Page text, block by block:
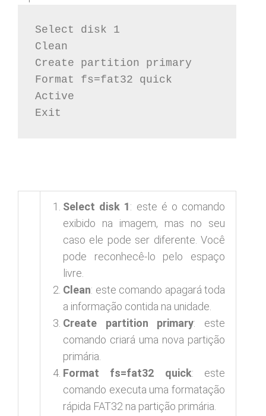
Select disk 1
Clean
Create partition primary
Format fs=fat32 quick
Active
Exit
Select disk 1: este é o comando
exibido na imagem, mas no seu
caso ele pode ser diferente. Você
pode reconhecê-lo pelo espaço
livre.
Clean: este comando apagará toda
a informação contida na unidade.
Create partition primary: este
comando criará uma nova partição
primária.
Format fs=fat32 quick: este
comando executa uma formatação
rápida FAT32 na partição primária.